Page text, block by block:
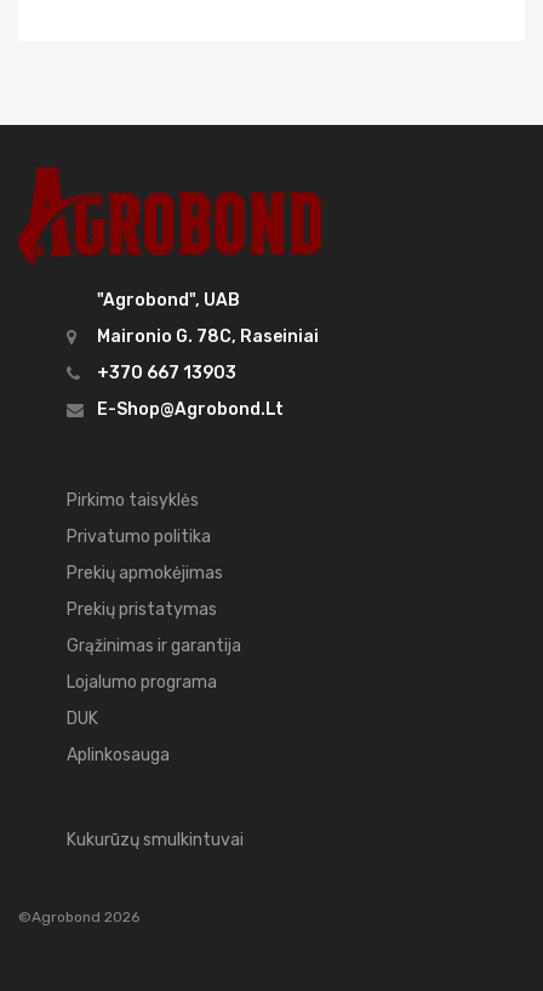
"Agrobond", UAB
Maironio G. 78C, Raseiniai
+370 667 13903
E-Shop@agrobond.lt
Pirkimo taisyklės
Privatumo politika
Prekių apmokėjimas
Prekių pristatymas
Grąžinimas ir garantija
Lojalumo programa
DUK
Aplinkosauga
Kukurūzų smulkintuvai
©Agrobond 2026